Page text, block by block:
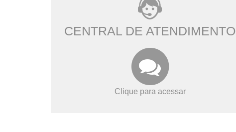
CENTRAL DE ATENDIMENTO
Clique para acessar